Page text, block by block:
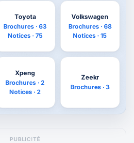
Toyota
Brochures · 63
Notices · 75
Volkswagen
Brochures · 68
Notices · 15
Xpeng
Brochures · 2
Notices · 2
Zeekr
Brochures · 3
PUBLICITÉ